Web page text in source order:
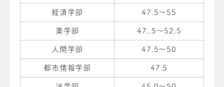
経済学部 47.5～55
薬学部 47..5～52.5
人間学部 47.5～50
都市情報学部 47.5